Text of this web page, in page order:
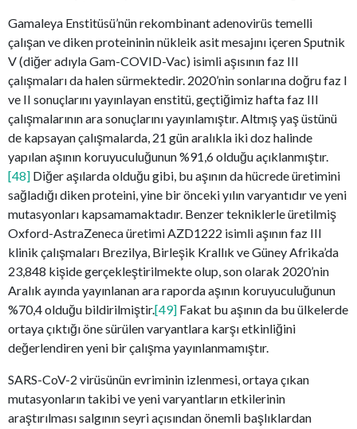
Gamaleya Enstitüsü’nün rekombinant adenovirüs temelli
çalışan ve diken proteininin nükleik asit mesajını içeren Sputnik
V (diğer adıyla Gam-COVID-Vac) isimli aşısının faz III
çalışmaları da halen sürmektedir. 2020’nin sonlarına doğru faz I
ve II sonuçlarını yayınlayan enstitü, geçtiğimiz hafta faz III
çalışmalarının ara sonuçlarını yayınlamıştır. Altmış yaş üstünü
de kapsayan çalışmalarda, 21 gün aralıkla iki doz halinde
yapılan aşının koruyuculuğunun %91,6 olduğu açıklanmıştır.
[48] Diğer aşılarda olduğu gibi, bu aşının da hücrede üretimini
sağladığı diken proteini, yine bir önceki yılın varyantıdır ve yeni
mutasyonları kapsamamaktadır. Benzer tekniklerle üretilmiş
Oxford-AstraZeneca üretimi AZD1222 isimli aşının faz III
klinik çalışmaları Brezilya, Birleşik Krallık ve Güney Afrika’da
23,848 kişide gerçekleştirilmekte olup, son olarak 2020’nin
Aralık ayında yayınlanan ara raporda aşının koruyuculuğunun
%70,4 olduğu bildirilmiştir.[49] Fakat bu aşının da bu ülkelerde
ortaya çıktığı öne sürülen varyantlara karşı etkinliğini
değerlendiren yeni bir çalışma yayınlanmamıştır.
SARS-CoV-2 virüsünün evriminin izlenmesi, ortaya çıkan
mutasyonların takibi ve yeni varyantların etkilerinin
araştırılması salgının seyri açısından önemli başlıklardan